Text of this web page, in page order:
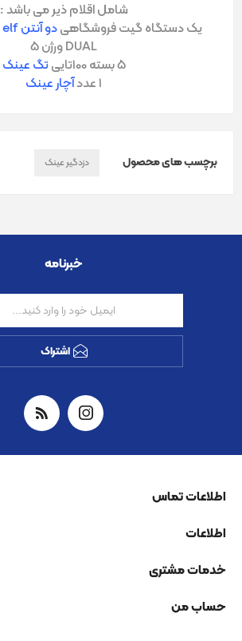
شامل اقلام ذیر می باشد :
یک دستگاه گیت فروشگاهیدو آنتن elf پهن AM
DUAL ورژن 5
5 بسته 100تایی
تگ عینک
1 عدد
آچار عینک
برچسب های محصول دزدگیر عینک
خبرنامه
اشتراک
اطلاعات تماس
اطلاعات
خدمات مشتری
حساب من